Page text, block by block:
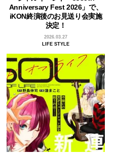
Anniversary Fest 2026」で、
iKON終演後のお見送り会実施
決定！
2026.03.27
LIFE STYLE